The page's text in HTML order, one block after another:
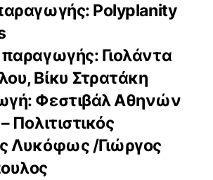
Polyplanity
Γιολάντα
Βίκυ Στρατάκη
Φεστιβάλ Αθηνών
Πολιτιστικός
Λυκόφως /Γιώργος